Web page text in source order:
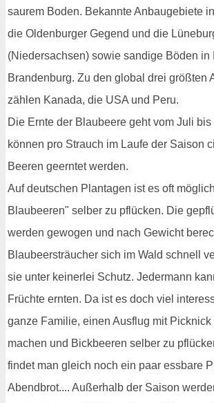
saurem Boden. Bekannte Anbaugebiete
die Oldenburger Gegend und die
(Niedersachsen) sowie sandige Böden in
Brandenburg. Zu den global drei größten
zählen Kanada, die USA und Peru.
Die Ernte der Blaubeere geht vom Juli
können pro Strauch im Laufe der Saison
Beeren geerntet werden.
Auf deutschen Plantagen ist es oft
Blaubeeren" selber zu pflücken. Die
werden gewogen und nach Gewicht
Blaubeersträucher sich im Wald schnell
sie unter keinerlei Schutz. Jedermann
Früchte ernten. Da ist es doch viel
ganze Familie, einen Ausflug mit Picknick
machen und Bickbeeren selber zu
findet man gleich noch ein paar essbare
Abendbrot.... Außerhalb der Saison